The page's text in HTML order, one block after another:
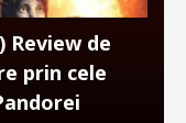
Review de
prin cele